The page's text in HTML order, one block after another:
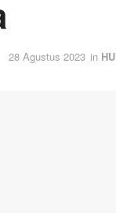
28 Agustus 2023 in